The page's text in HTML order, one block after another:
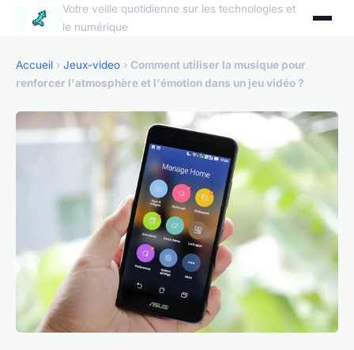
Votre veille quotidienne sur les technologies et
le numérique
Accueil › Jeux-video › Comment utiliser la musique pour
renforcer l'atmosphère et l'émotion dans un jeu vidéo ?